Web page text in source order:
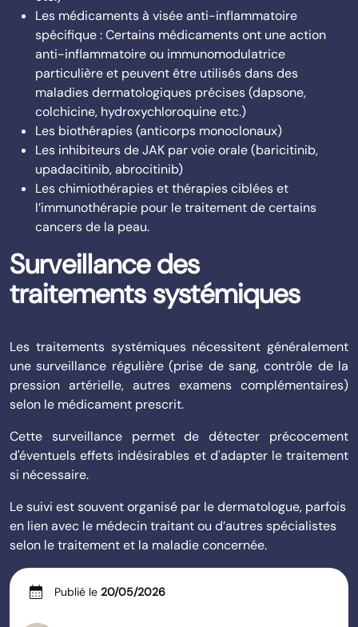
Les médicaments à visée anti-inflammatoire
spécifique :Certains médicaments ont une action
anti-inflammatoire ou immunomodulatrice
particulière et peuvent être utilisés dans des
maladies dermatologiques précises (dapsone,
colchicine, hydroxychloroquine etc.)
Les biothérapies (anticorps monoclonaux)
Les inhibiteurs de JAK par voie orale (baricitinib,
upadacitinib, abrocitinib)
Les chimiothérapies et thérapies ciblées et
l’immunothérapie pour le traitement de certains
cancers de la peau.
Surveillance des
traitements systémiques
Les traitements systémiques nécessitent généralement
une surveillance régulière (prise de sang, contrôle de la
pression artérielle, autres examens complémentaires)
selon le médicament prescrit.
Cette surveillance permet de détecter précocement
d'éventuels effets indésirables et d'adapter le traitement
si nécessaire.
Le suivi est souvent organisé par le dermatologue, parfois
en lien avec le médecin traitant ou d’autres spécialistes
selon le traitement et la maladie concernée.
calendar_month Publié le 20/05/2026